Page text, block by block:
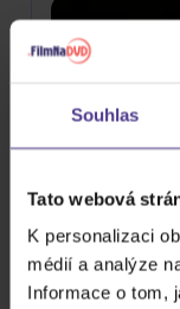
Souhlas
Tato webová
K personalizaci
médií a analýze
Informace o tom,